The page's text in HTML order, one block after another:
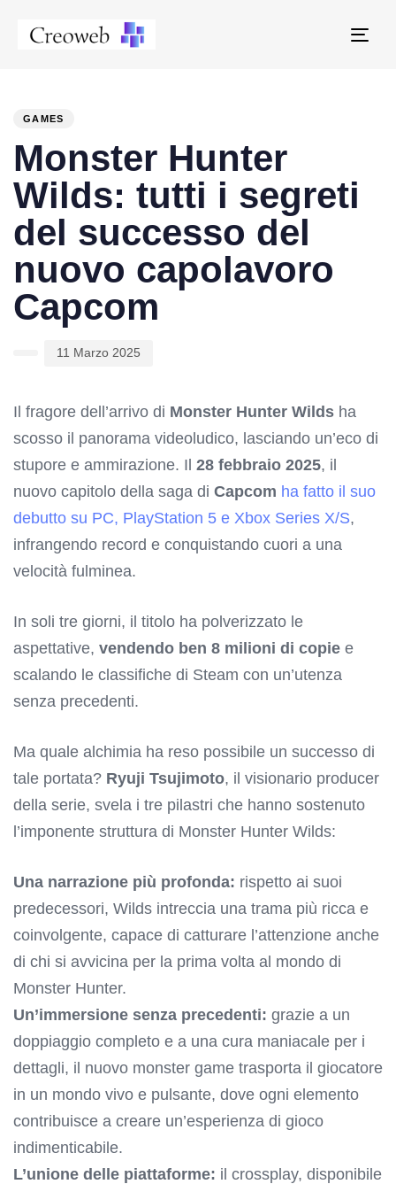
GAMES
Monster Hunter
Wilds: tutti i segreti
del successo del
nuovo capolavoro
Capcom
11 Marzo 2025
Il fragore dell’arrivo di Monster Hunter Wilds ha
scosso il panorama videoludico, lasciando un’eco di
stupore e ammirazione. Il 28 febbraio 2025, il
nuovo capitolo della saga di Capcom ha fatto il suo
debutto su PC, PlayStation 5 e Xbox Series X/S,
infrangendo record e conquistando cuori a una
velocità fulminea.
In soli tre giorni, il titolo ha polverizzato le
aspettative, vendendo ben 8 milioni di copie e
scalando le classifiche di Steam con un’utenza
senza precedenti.
Ma quale alchimia ha reso possibile un successo di
tale portata? Ryuji Tsujimoto, il visionario producer
della serie, svela i tre pilastri che hanno sostenuto
l’imponente struttura di Monster Hunter Wilds:
Una narrazione più profonda: rispetto ai suoi
predecessori, Wilds intreccia una trama più ricca e
coinvolgente, capace di catturare l’attenzione anche
di chi si avvicina per la prima volta al mondo di
Monster Hunter.
Un’immersione senza precedenti: grazie a un
doppiaggio completo e a una cura maniacale per i
dettagli, il nuovo monster game trasporta il giocatore
in un mondo vivo e pulsante, dove ogni elemento
contribuisce a creare un’esperienza di gioco
indimenticabile.
L’unione delle piattaforme: il crossplay, disponibile